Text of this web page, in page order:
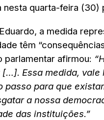
nesta quarta-feira
a medida
têm
parlamentar afirmou:
Essa medida, vale
passo para que
a nossa
das instituições.”